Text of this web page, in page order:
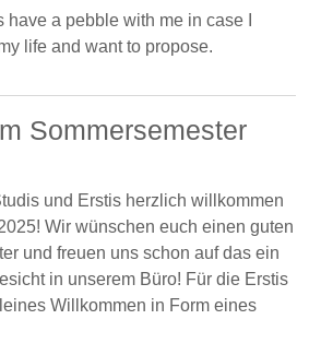
have a pebble with me in case I
life and want to propose.
Sommersemester
und Erstis herzlich willkommen
Wir wünschen euch einen guten
und freuen uns schon auf das ein
in unserem Büro! Für die Erstis
Willkommen in Form eines